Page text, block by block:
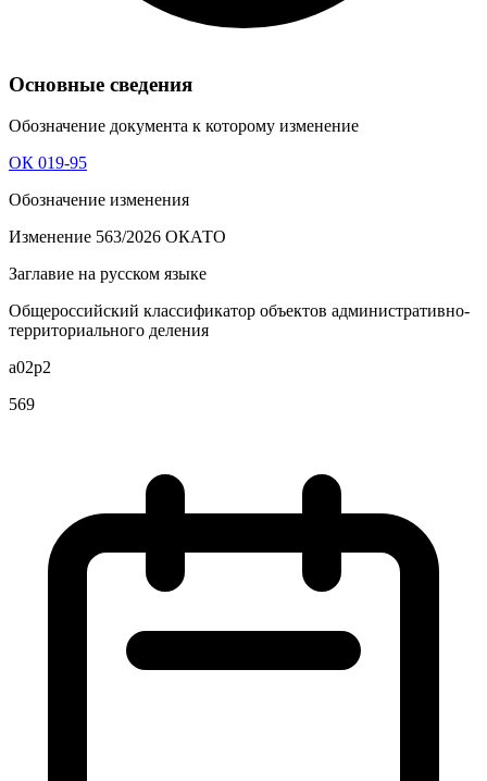
Основные сведения
Обозначение документа к которому изменение
ОК 019-95
Обозначение изменения
Изменение 563/2026 ОКАТО
Заглавие на русском языке
Общероссийский классификатор объектов административно-
территориального деления
a02p2
569